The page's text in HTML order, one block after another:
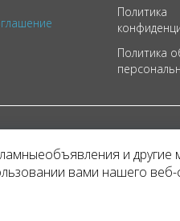
Политика
Политика
и другие
вами нашего